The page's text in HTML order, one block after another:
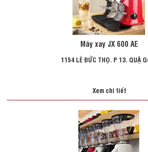
Máy xay JX 600 AE
1154 LÊ ĐỨC THỌ. P 13. QUẬ
Xem chi tiết